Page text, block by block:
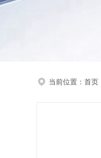
当前位置： 首页